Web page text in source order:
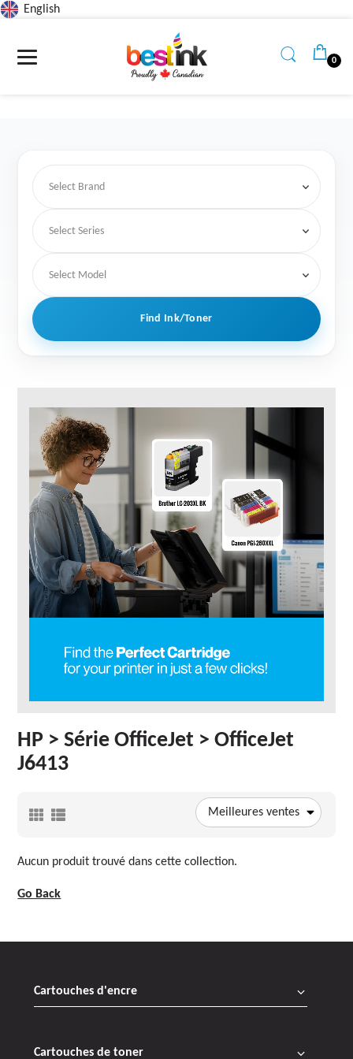
Read
Privacy
English
0
Find Ink/Toner
HP > Série OfficeJet > OfficeJet
J6413
Meilleures ventes
Aucun produit trouvé dans cette collection.
Go Back
Cartouches d'encre
Cartouches de toner